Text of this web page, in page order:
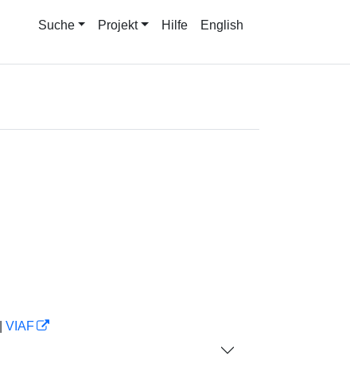
Suche Projekt Hilfe English
VIAF